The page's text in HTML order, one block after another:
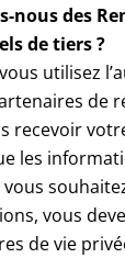
nous des
de tiers ?
utilisez
de
recevoir
les
vous
vous
de vie